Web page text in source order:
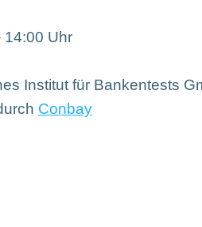
14:00 Uhr
Institut für Bankentests
Conbay